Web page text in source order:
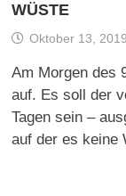
WÜSTE
Oktober 13, 2019
Am Morgen des
auf. Es soll der
Tagen sein –
auf der es keine